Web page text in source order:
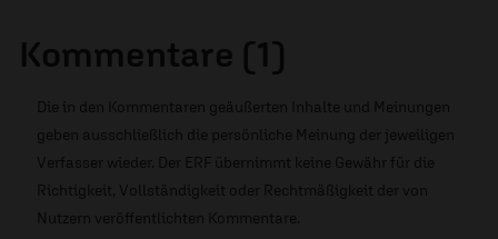
Kommentare (1)
Die in den Kommentaren geäußerten Inhalte und Meinungen
geben ausschließlich die persönliche Meinung der jeweiligen
Verfasser wieder. Der ERF übernimmt keine Gewähr für die
Richtigkeit, Vollständigkeit oder Rechtmäßigkeit der von
Nutzern veröffentlichten Kommentare.